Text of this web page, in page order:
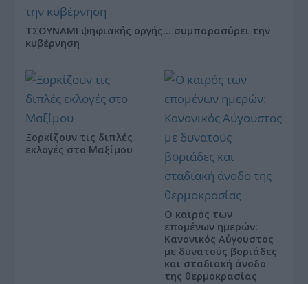
ΤΣΟΥΝΑΜΙ ψηφιακής οργής… συμπαρασύρει την
κυβέρνηση
Ξορκίζουν τις διπλές
εκλογές στο Μαξίμου
Ο καιρός των
επομένων ημερών:
Κανονικός Αύγουστος
με δυνατούς βοριάδες
και σταδιακή άνοδο
της θερμοκρασίας